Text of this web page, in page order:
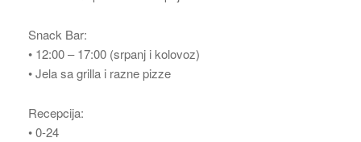
Snack Bar:
• 12:00 – 17:00 (srpanj i kolovoz)
• Jela sa grilla i razne pizze
Recepcija:
• 0-24